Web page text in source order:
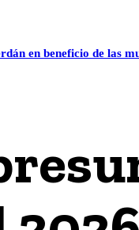
en beneficio de las